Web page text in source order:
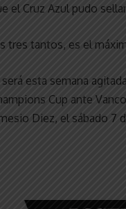
el Cruz Azul pudo
tres tantos, es el
esta semana
Cup ante
Diez, el sábado 7